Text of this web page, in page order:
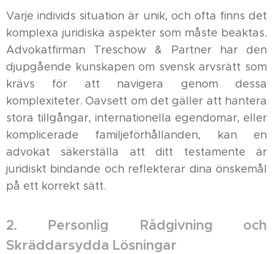
Varje individs situation är unik, och ofta finns det
komplexa juridiska aspekter som måste beaktas.
Advokatfirman Treschow & Partner har den
djupgående kunskapen om svensk arvsrätt som
krävs för att navigera genom dessa
komplexiteter. Oavsett om det gäller att hantera
stora tillgångar, internationella egendomar, eller
komplicerade familjeförhållanden, kan en
advokat säkerställa att ditt testamente är
juridiskt bindande och reflekterar dina önskemål
på ett korrekt sätt.
2. Personlig Rådgivning och
Skräddarsydda Lösningar